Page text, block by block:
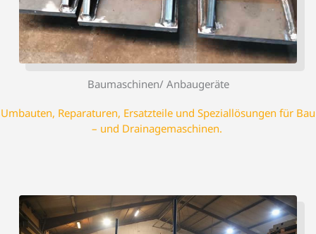
Baumaschinen/ Anbaugeräte
Umbauten, Reparaturen, Ersatzteile und Speziallösungen für Bau
– und Drainagemaschinen.